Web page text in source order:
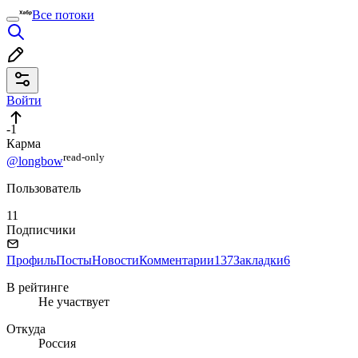
Все потоки
Войти
-1
Карма
@longbowread⁠-⁠only
Пользователь
11
Подписчики
ПрофильПостыНовостиКомментарии137Закладки6
В рейтинге
Не участвует
Откуда
Россия